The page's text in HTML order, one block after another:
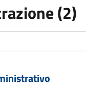
(2)